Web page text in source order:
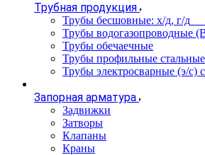
Трубная продукция
Трубы бесшовные: х/д, г/д
Трубы водогазопроводные
Трубы обечаечные
Трубы профильные стальные
Трубы электросварные (э/с)
Запорная арматура
Задвижки
Затворы
Клапаны
Краны